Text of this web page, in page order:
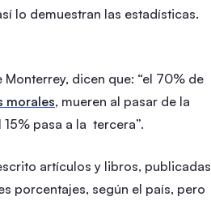
lo demuestran las estadísticas.
dicen que: “el 70% de
morales, mueren al pasar de la
pasa a la tercera”.
artículos y libros, publicadas
porcentajes, según el país, pero